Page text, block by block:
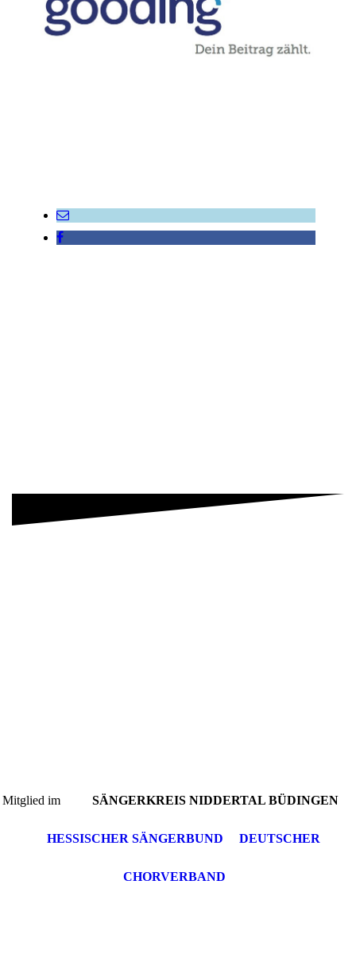
Mitglied im SÄNGERKREIS NIDDERTAL BÜDINGEN
HESSISCHER SÄNGERBUND DEUTSCHER
CHORVERBAND